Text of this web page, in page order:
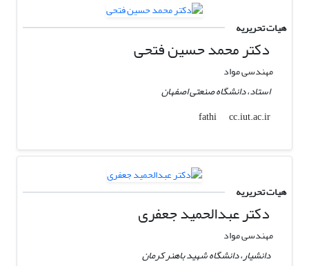
هیات تحریریه
دکتر محمد حسین فتحی
مهندسی مواد
استاد، دانشگاه صنعتی اصفهان
fathi
cc.iut.ac.ir
هیات تحریریه
دکتر عبدالحمید جعفری
مهندسی مواد
دانشیار، دانشگاه شهید باهنر کرمان